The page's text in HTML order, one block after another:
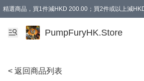
精選商品，買1件減HKD 200.00；買2件或以上減
AAPE商品,會員專享9折或以上（按會員等級）
精選商品，任選買2件或以上減HKD 100.00
購物滿 HKD 800.00即享免運費優惠！（適用於 特定
PumpFuryHK.Store
< 返回商品列表